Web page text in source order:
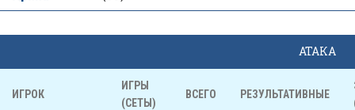
АТАКА
ИГРОК
ИГРЫ
(СЕТЫ)
ВСЕГО РЕЗУЛЬТАТИВНЫЕ